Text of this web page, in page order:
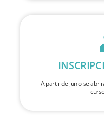
A partir de junio se